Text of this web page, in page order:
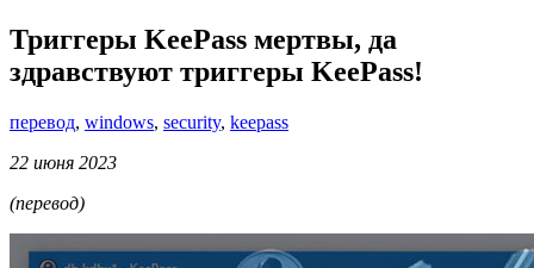
Триггеры KeePass мертвы, да
здравствуют триггеры KeePass!
перевод, windows, security, keepass
22 июня 2023
(перевод)